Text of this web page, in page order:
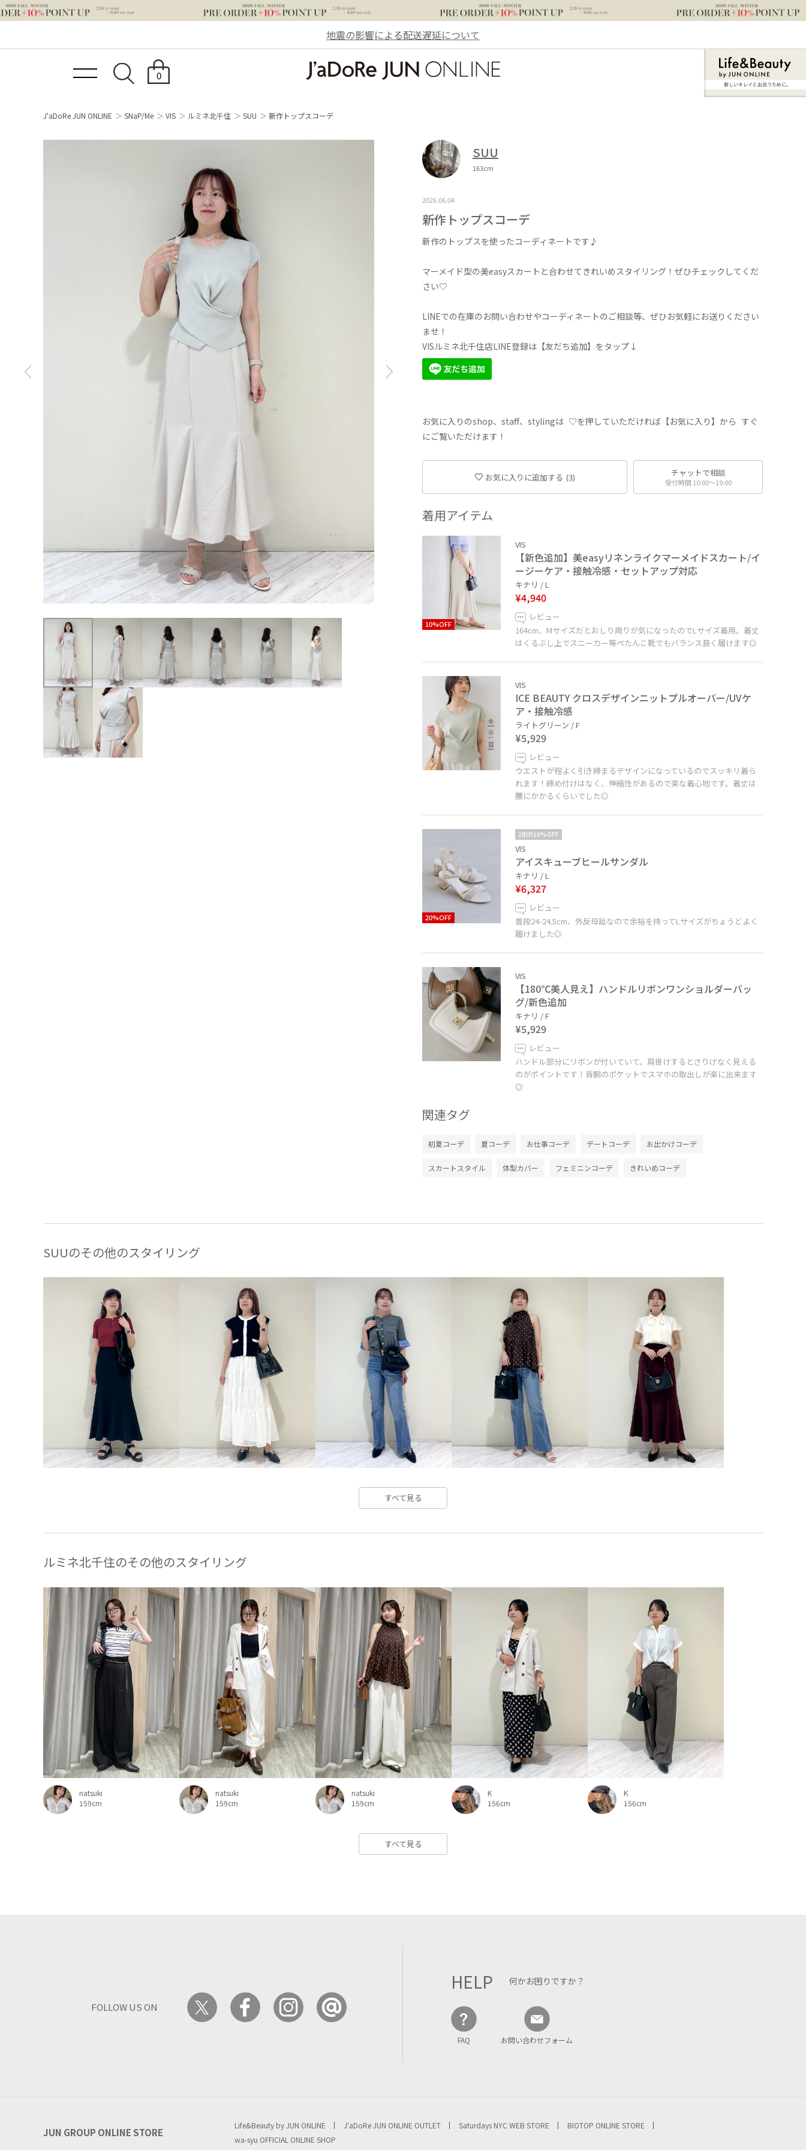
地震の影響による配送遅延について
0
新しいキレイと出合うために。
J'aDoRe JUN ONLINE SNaP/Me VIS ルミネ北千住 SUU 新作トップスコーデ
SUU
163cm
2026.06.04
新作トップスコーデ
新作のトップスを使ったコーディネートです♪
マーメイド型の美easyスカートと合わせてきれいめスタイリング！ぜひチェックしてくだ
さい♡
LINEでの在庫のお問い合わせやコーディネートのご相談等、ぜひお気軽にお送りください
ませ！
VISルミネ北千住店LINE登録は【友だち追加】をタップ↓
お気に入りのshop、staff、stylingは ♡を押していただければ【お気に入り】から すぐ
にご覧いただけます！
お気に入りに追加する (3) チャットで相談
受付時間 10:00〜19:00
着用アイテム
10%OFF
VIS
【新色追加】美easyリネンライクマーメイドスカート/イ
ージーケア・接触冷感・セットアップ対応
キナリ / L
¥4,940
レビュー
164cm、Mサイズだとおしり周りが気になったのでLサイズ着用。着丈
はくるぶし上でスニーカー等ぺたんこ靴でもバランス良く履けます◎
VIS
ICE BEAUTY クロスデザインニットプルオーバー/UVケ
ア・接触冷感
ライトグリーン / F
¥5,929
レビュー
ウエストが程よく引き締まるデザインになっているのでスッキリ着ら
れます！締め付けはなく、伸縮性があるので楽な着心地です。着丈は
腰にかかるくらいでした◎
20%OFF
2BUY10%OFF
VIS
アイスキューブヒールサンダル
キナリ / L
¥6,327
レビュー
普段24-24.5cm、外反母趾なので余裕を持ってLサイズがちょうどよく
履けました◎
VIS
【180℃美人見え】ハンドルリボンワンショルダーバッ
グ/新色追加
キナリ / F
¥5,929
レビュー
ハンドル部分にリボンが付いていて、肩掛けするとさりげなく見える
のがポイントです！背胴のポケットでスマホの取出しが楽に出来ます
◎
関連タグ
初夏コーデ 夏コーデ お仕事コーデ デートコーデ お出かけコーデ
スカートスタイル 体型カバー フェミニンコーデ きれいめコーデ
SUUのその他のスタイリング
すべて見る
ルミネ北千住のその他のスタイリング
natsuki
159cm
natsuki
159cm
natsuki
159cm
K
156cm
K
156cm
すべて見る
FOLLOW US ON
HELP 何かお困りですか？
FAQ お問い合わせフォーム
JUN GROUP ONLINE STORE
Life&Beauty by JUN ONLINE J'aDoRe JUN ONLINE OUTLET Saturdays NYC WEB STORE
BIOTOP ONLINE STORE
wa-syu OFFICIAL ONLINE SHOP